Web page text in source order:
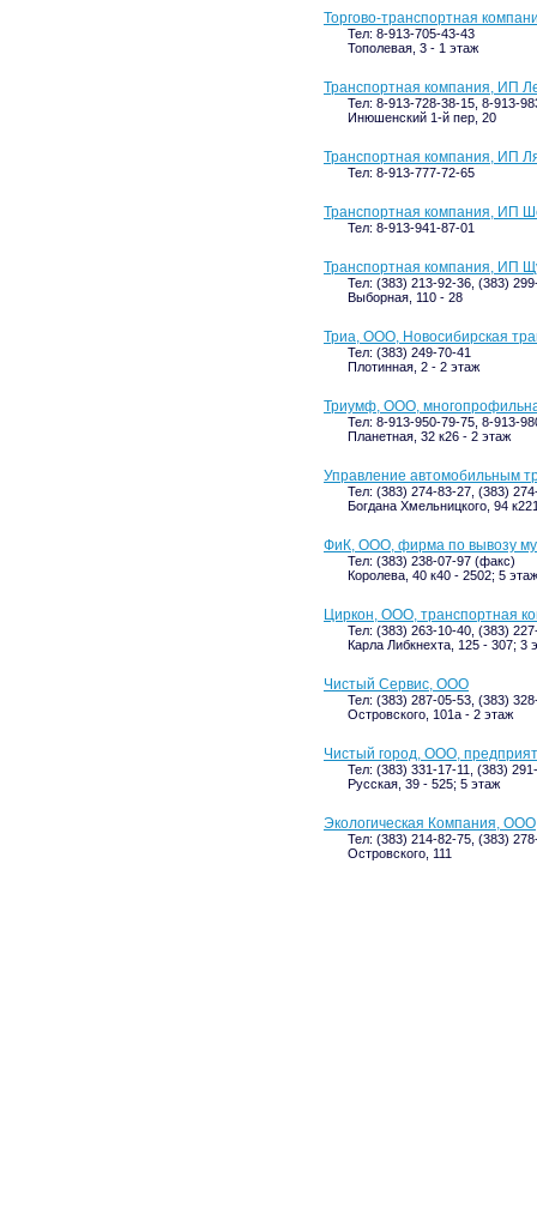
Торгово-транспортная
Тел: 8-913-705-43-43
Тополевая, 3 - 1 этаж
Транспортная компания, ИП
Тел: 8-913-728-38-15, 8-913-
Инюшенский 1-й пер, 20
Транспортная компания, ИП
Тел: 8-913-777-72-65
Транспортная компания, ИП
Тел: 8-913-941-87-01
Транспортная компания, ИП
Тел: (383) 213-92-36, (383)
Выборная, 110 - 28
Триа, ООО, Новосибирская
Тел: (383) 249-70-41
Плотинная, 2 - 2 этаж
Триумф, ООО,
Тел: 8-913-950-79-75, 8-913-
Планетная, 32 к26 - 2 этаж
Управление автомобильным
Тел: (383) 274-83-27, (383)
Богдана Хмельницкого, 94
ФиК, ООО, фирма по вывозу
Тел: (383) 238-07-97 (факс)
Королева, 40 к40 - 2502; 5 этаж
Циркон, ООО, транспортная
Тел: (383) 263-10-40, (383)
Карла Либкнехта, 125 - 307; 3
Чистый Сервис, ООО
Тел: (383) 287-05-53, (383)
Островского, 101а - 2 этаж
Чистый город, ООО,
Тел: (383) 331-17-11, (383)
Русская, 39 - 525; 5 этаж
Экологическая Компания,
Тел: (383) 214-82-75, (383)
Островского, 111